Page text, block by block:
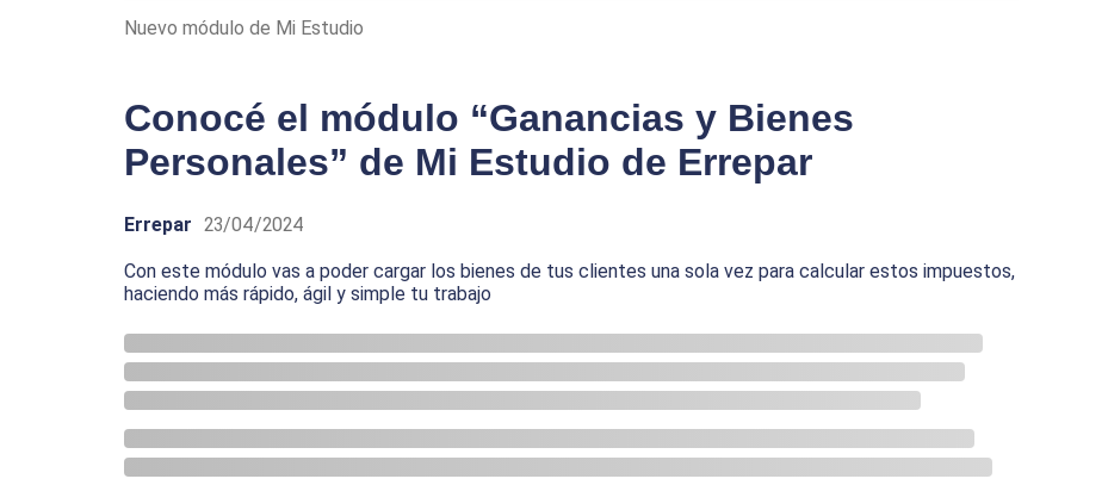
Nuevo módulo de Mi Estudio
Conocé el módulo “Ganancias y Bienes
Personales” de Mi Estudio de Errepar
Errepar 23/04/2024
Con este módulo vas a poder cargar los bienes de tus clientes una sola vez para calcular estos impuestos,
haciendo más rápido, ágil y simple tu trabajo